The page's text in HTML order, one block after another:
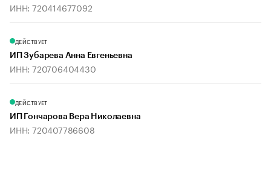
ИНН: 720414677092
ДЕЙСТВУЕТ
ИП Зубарева Анна Евгеньевна
ИНН: 720706404430
ДЕЙСТВУЕТ
ИП Гончарова Вера Николаевна
ИНН: 720407786608